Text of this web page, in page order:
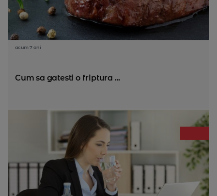
acum 7 ani
Cum sa gatesti o friptura ...